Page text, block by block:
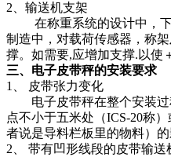
2、输送机支架
在称重系统的设计中，下
制造中，对载荷传感器，称
撑。如需要,应增加支撑.以使
三、电子皮带秤的安装要求
1、 皮带张力变化
电子皮带秤在整个安装过
点不小于五米处（ICS-20称
者说是导料栏板里的物料）的
2、 带有凹形线段的皮带输送